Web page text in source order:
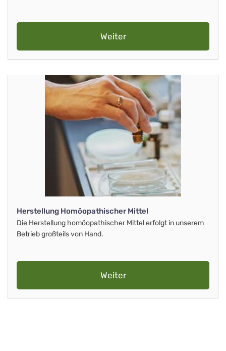
Weiter
Herstellung Homöopathischer Mittel
Die Herstellung homöopathischer Mittel erfolgt in unserem
Betrieb großteils von Hand.
Weiter